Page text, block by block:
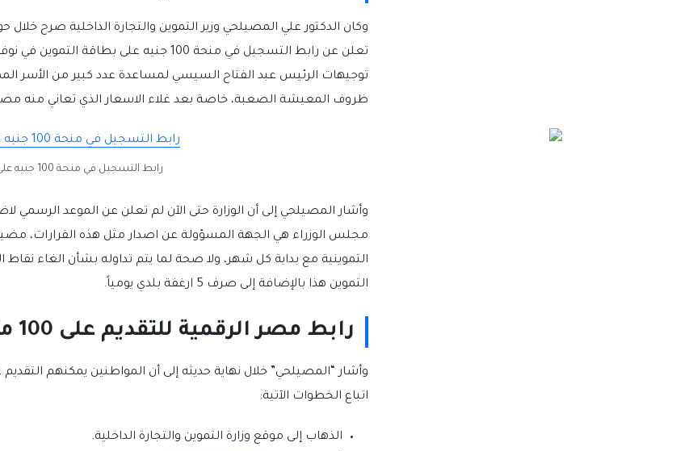
وكان الدكتور علي المصيلحي وزير التموين والتجارة الداخلية صرح خلال
توجيهات الرئيس عبد الفتاح السيسي لمساعدة عدد كبير من الأسر
ظروف المعيشة الصعبة، خاصة بعد غلاء الاسعار الذي تعاني منه مصر
رابط التسجيل في منحة 100 جنيه على بطاقة التموين
مجلس الوزراء هي الجهة المسؤولة عن اصدار مثل هذه القرارات،
التموينية مع بداية كل شهر، ولا صحة لما يتم تداوله بشأن الغاء
التموين هذا بالإضافة إلى صرف 5 ارغفة بلدي يومياً.
رابط مصر الرقمية للتقديم على 100 منحة على بطاقة التموين
اتباع الخطوات الآتية:
الذهاب إلى موقع وزارة التموين والتجارة الداخلية.